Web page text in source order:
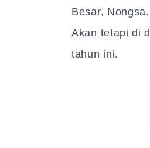
Besar,
Akan tetapi di
tahun ini.